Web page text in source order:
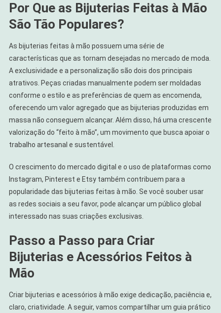
Por Que as Bijuterias Feitas à Mão
São Tão Populares?
As bijuterias feitas à mão possuem uma série de
características que as tornam desejadas no mercado de moda.
A exclusividade e a personalização são dois dos principais
atrativos. Peças criadas manualmente podem ser moldadas
conforme o estilo e as preferências de quem as encomenda,
oferecendo um valor agregado que as bijuterias produzidas em
massa não conseguem alcançar. Além disso, há uma crescente
valorização do “feito à mão”, um movimento que busca apoiar o
trabalho artesanal e sustentável.
O crescimento do mercado digital e o uso de plataformas como
Instagram, Pinterest e Etsy também contribuem para a
popularidade das bijuterias feitas à mão. Se você souber usar
as redes sociais a seu favor, pode alcançar um público global
interessado nas suas criações exclusivas.
Passo a Passo para Criar
Bijuterias e Acessórios Feitos à
Mão
Criar bijuterias e acessórios à mão exige dedicação, paciência e,
claro, criatividade. A seguir, vamos compartilhar um guia prático